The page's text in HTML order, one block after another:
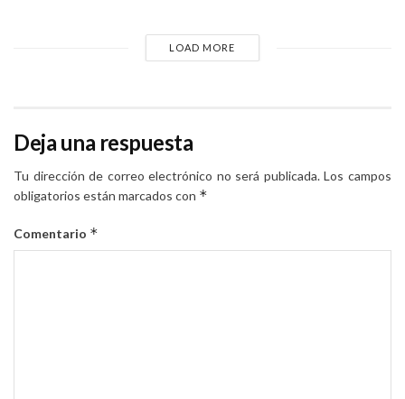
LOAD MORE
Deja una respuesta
Tu dirección de correo electrónico no será publicada. Los campos
obligatorios están marcados con *
Comentario *